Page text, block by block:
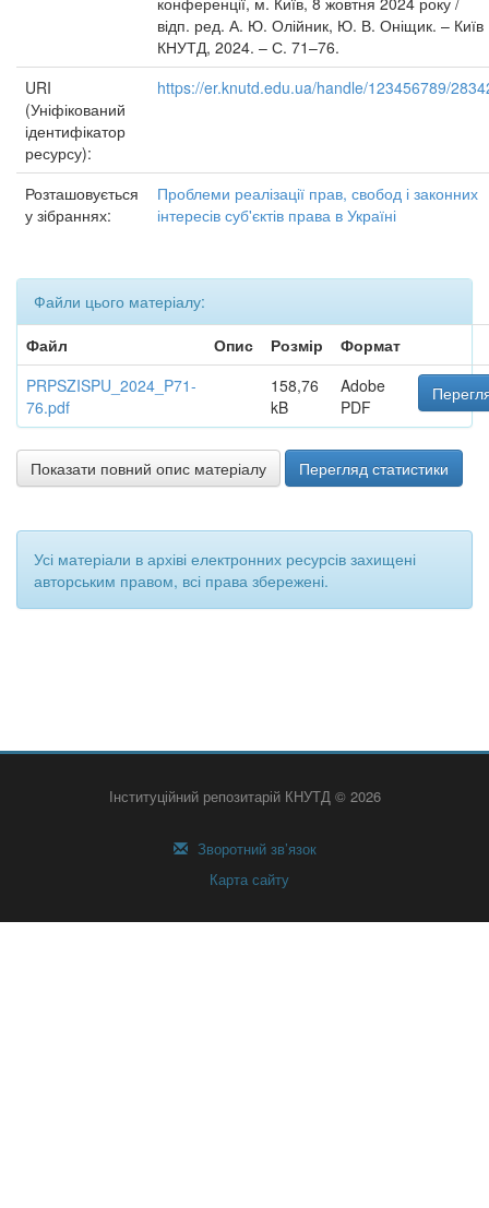
відп. ред. А. Ю. Олійник, Ю. В. Оніщик. – Київ
КНУТД, 2024. – С. 71–76.
URI
(Уніфікований
ідентифікатор
ресурсу):
https://er.knutd.edu.ua/handle/123456789/
Розташовується
у зібраннях:
Проблеми реалізації прав, свобод і законних
інтересів суб'єктів права в Україні
Файли цього матеріалу:
Файл
Опис Розмір
Формат
PRPSZISPU_2024_P71-
76.pdf
158,76
kB
Adobe
PDF
Показати повний опис матеріалу Перегляд статистики
Усі матеріали в архіві електронних ресурсів захищені
авторським правом, всі права збережені.
Інституційний репозитарій КНУТД © 2026
Зворотний зв’язок
Карта сайту